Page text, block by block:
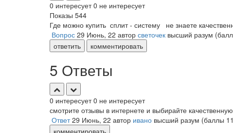
0 интересует 0 не интересует
Показы 544
Где можно купить сплит - систему не знаете
Вопрос 29 Июнь, 22 автор светочек высший разум
ответить
комментировать
5 Ответы
0 интересует 0 не интересует
смотрите отзывы в интернете и выбирайте
Ответ 29 Июнь, 22 автор ивано высший разум (баллы
комментировать